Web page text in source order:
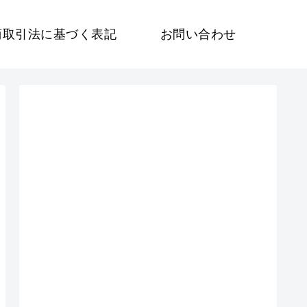
引法に基づく表記 お問い合わせ